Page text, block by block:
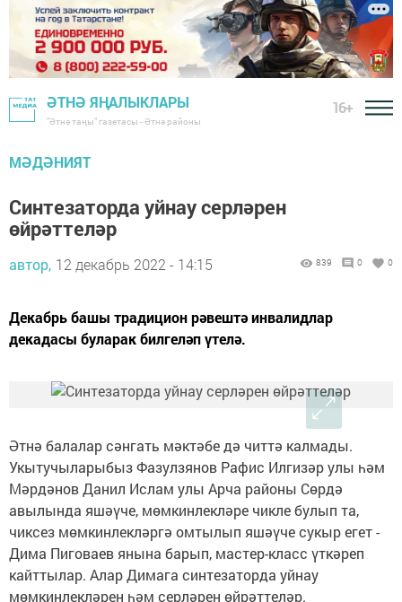
ӘТНӘ ЯҢАЛЫКЛАРЫ
"Әтнә таңы" газетасы - Әтнә районы
16+
МӘДӘНИЯТ
Синтезаторда уйнау серләрен
өйрәттеләр
автор, 12 декабрь 2022 - 14:15 839 0 0
Декабрь башы традицион рәвештә инвалидлар
декадасы буларак билгеләп үтелә.
Әтнә балалар сәнгать мәктәбе дә читтә калмады.
Укытучыларыбыз Фазулзянов Рафис Илгизәр улы һәм
Мәрдәнов Данил Ислам улы Арча районы Сөрдә
авылында яшәүче, мөмкинлекләре чикле булып та,
чиксез мөмкинлекләргә омтылып яшәүче сукыр егет -
Дима Пиговаев янына барып, мастер-класс үткәреп
кайттылар. Алар Димага синтезаторда уйнау
мөмкинлекләрен һәм серләрен өйрәттеләр.